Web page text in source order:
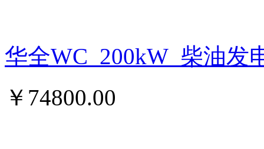
华全WC_200kW_柴油发
￥ 74800.00